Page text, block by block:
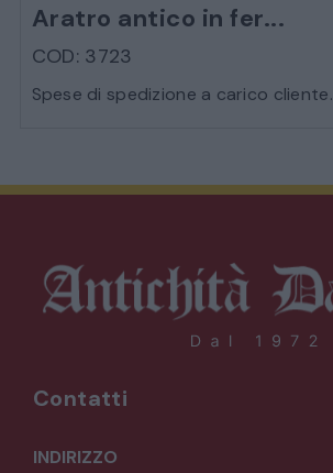
Aratro antico in fer...
COD: 3723
Spese di spedizione a carico cliente.
Contatti
INDIRIZZO